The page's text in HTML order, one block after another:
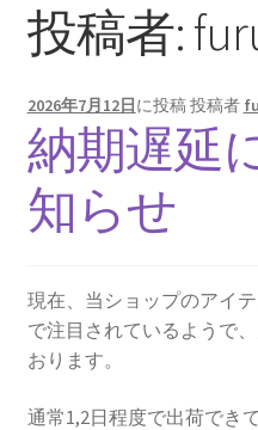
ン
へ
キ
ッ
プ
ス
キ
プ
配送料について
納期について
カート
投稿者:
2026年7月12日に投稿投稿者
納期遅延
知らせ
現在、当ショップのアイ
で注目されているようで
おります。
通常1,2日程度で出荷でき